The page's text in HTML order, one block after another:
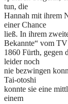
tun, die
Hannah mit ihrem
einer Chance
ließ. In ihrem
Bekannte“ vom TV
1860 Fürth, gegen
leider noch
nie bezwingen
Tai-otoshi
konnte sie eine
einem